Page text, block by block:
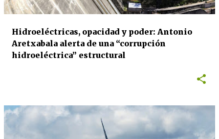
Hidroeléctricas, opacidad y poder: Antonio
Aretxabala alerta de una “corrupción
hidroeléctrica” estructural